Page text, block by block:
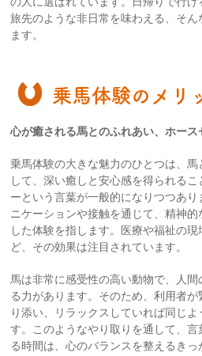
旅先のような非日常を味わえる、そ
ます。
乗馬体験のメリ
心が癒される馬とのふれあい、ホー
乗馬体験の大きな魅力のひとつは、
して、深い癒しと安心感を得られる
ーという言葉が一般的になりつつあ
ニケーションや接触を通じて、精神
した体験を指します。医療や福祉の
ど、その効果は注目されています。
馬は非常に感受性の高い動物で、人
る力があります。そのため、利用者
り添い、リラックスしていれば同じ
す。このようなやり取りを通して、
る時間は、心のバランスを整えるきっ